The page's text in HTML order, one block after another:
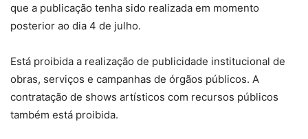
que a publicação tenha sido realizada em momento
posterior ao dia 4 de julho.
Está proibida a realização de publicidade institucional de
obras, serviços e campanhas de órgãos públicos. A
contratação de shows artísticos com recursos públicos
também está proibida.